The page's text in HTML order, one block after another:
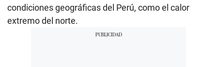
condiciones geográficas del Perú, como el calor
extremo del norte.